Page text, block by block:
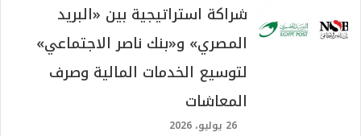
شراكة استراتيجية بين «البريد
المصري» و«بنك ناصر الاجتماعي»
لتوسيع الخدمات المالية وصرف
المعاشات
26 يوليو، 2026